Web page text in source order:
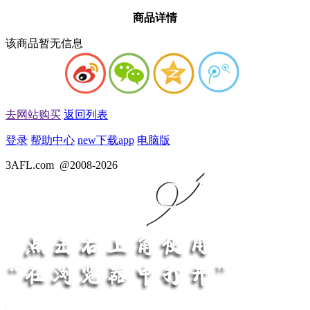
商品详情
该商品暂无信息
去网站购买 返回列表
登录 帮助中心 new下载app 电脑版
3AFL.com @2008-2026